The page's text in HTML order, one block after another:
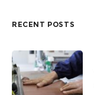
RECENT POSTS